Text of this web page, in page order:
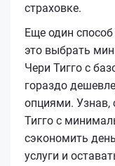
страховке.
Еще один
это выбрать
Чери Тигго с
гораздо
опциями. Узнав,
Тигго с
сэкономить
услуги и